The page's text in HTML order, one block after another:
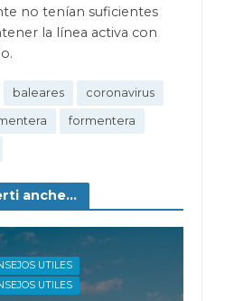
no tenían suficientes
la línea activa con
baleares coronavirus
formentera
anche...
UTILES
UTILES